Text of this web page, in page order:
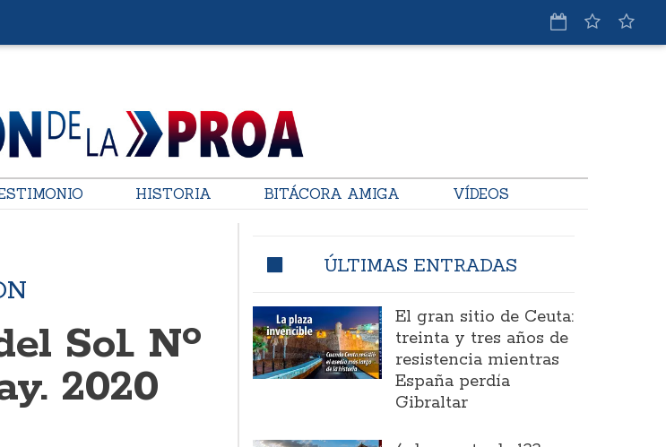
HISTORIA BITÁCORA AMIGA VÍDEOS
Sol. Nº
2020
ÚLTIMAS ENTRADAS
El gran sitio de Ceuta:
treinta y tres años de
resistencia mientras
España perdía
Gibraltar